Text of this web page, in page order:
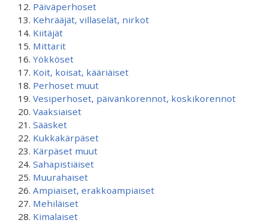
Päiväperhoset
Kehrääjät, villaselät, nirkot
Kiitäjät
Mittarit
Yökköset
Koit, koisat, kääriäiset
Perhoset muut
Vesiperhoset, päivänkorennot, koskikorennot
Vaaksiaiset
Sääsket
Kukkakärpäset
Kärpäset muut
Sahapistiäiset
Muurahaiset
Ampiaiset, erakkoampiaiset
Mehiläiset
Kimalaiset